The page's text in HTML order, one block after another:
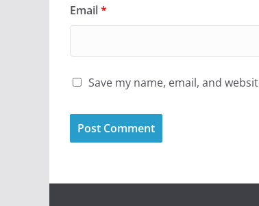
Email*
Save my name, email, and